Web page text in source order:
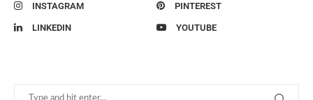
INSTAGRAM PINTEREST
LINKEDIN YOUTUBE